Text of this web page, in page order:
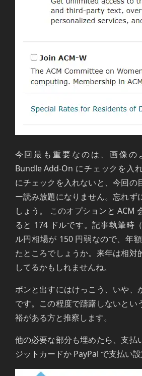
今回最も重要なのは、画像の
Bundle Add-On にチェックを入
にチェックを入れないと、今回の
ー読み放題になりません。忘れず
しょう。 このオプションと ACM
ると 174 ドルです。記事執筆時
ル円相場が 150 円弱なので、年
たところでしょうか。来年は相対
してるかもしれませんね。
ポンと出すにはけっこう、いや、
です。この程度で躊躇しないとい
裕がある方と推察します。
他の必要な部分も埋めたら、支払
ジットカードか PayPal で支払い設